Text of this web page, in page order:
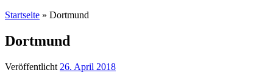
Startseite » Dortmund
Dortmund
Veröffentlicht 26. April 2018